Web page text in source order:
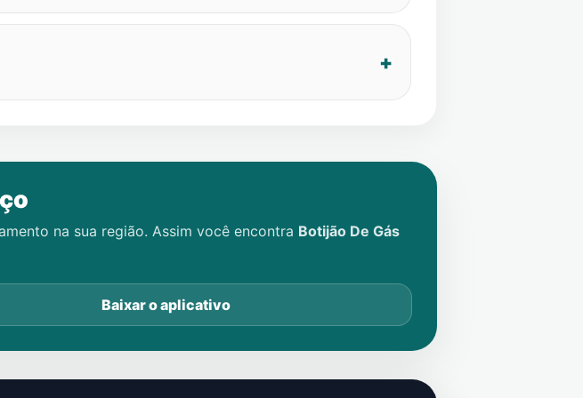
na sua região. Assim você encontra Botijão De Gás
Baixar o aplicativo